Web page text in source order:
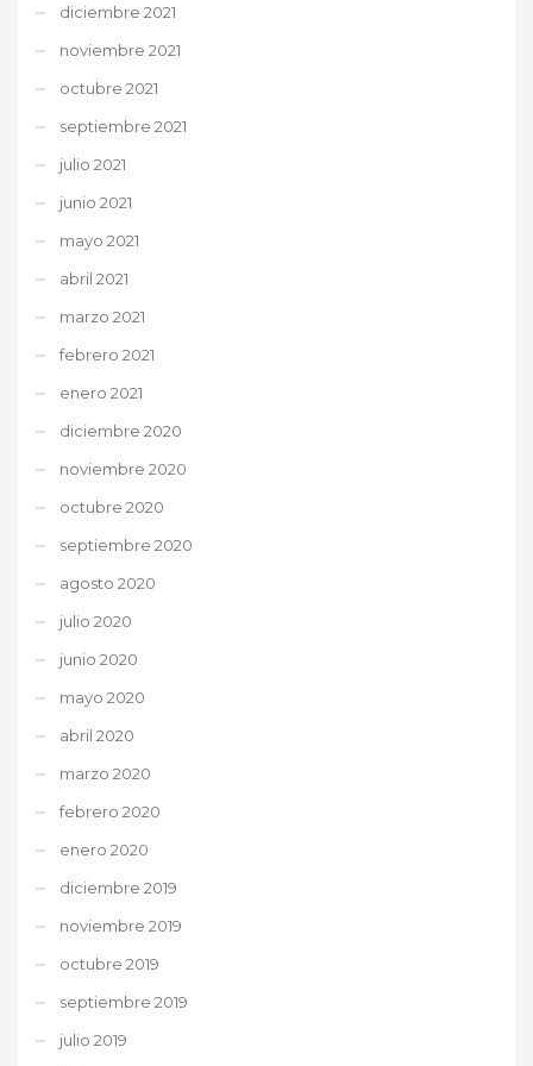
diciembre 2021
noviembre 2021
octubre 2021
septiembre 2021
julio 2021
junio 2021
mayo 2021
abril 2021
marzo 2021
febrero 2021
enero 2021
diciembre 2020
noviembre 2020
octubre 2020
septiembre 2020
agosto 2020
julio 2020
junio 2020
mayo 2020
abril 2020
marzo 2020
febrero 2020
enero 2020
diciembre 2019
noviembre 2019
octubre 2019
septiembre 2019
julio 2019